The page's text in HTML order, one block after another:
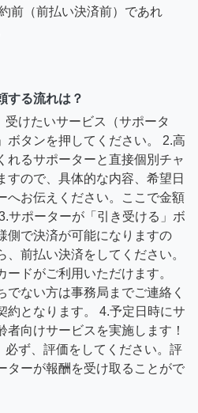
前（前払い決済前）であれ
する流れは？
けたいサービス（サポータ
ボタンを押してください。 2.高
れるサポーターと直接個別チャ
すので、具体的な内容、希望日
へお伝えください。ここで金額
サポーターが「引き受ける」ボ
側で決済が可能になりますの
前払い決済をしてください。
ドがご利用いただけます。
でない方は事務局までご連絡く
約となります。 4.予定日時にサ
者向けサービスを実施します！
必ず、評価をしてください。評
ターが報酬を受け取ることがで